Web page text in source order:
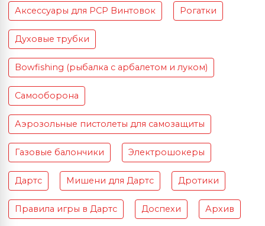
Аксессуары для PCP Винтовок Рогатки
Духовые трубки
Bowfishing (рыбалка с арбалетом и луком)
Самооборона
Аэрозольные пистолеты для самозащиты
Газовые балончики Электрошокеры
Дартс Мишени для Дартс Дротики
Правила игры в Дартс Доспехи Архив